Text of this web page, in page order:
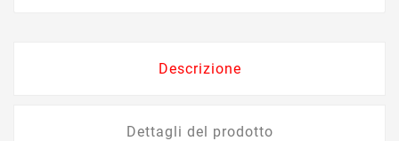
Descrizione
Dettagli del prodotto